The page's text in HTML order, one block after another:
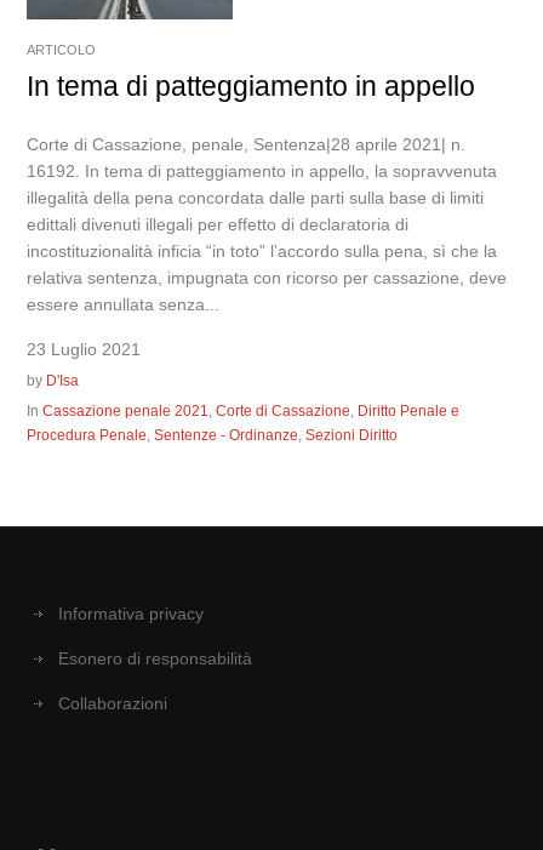
ARTICOLO
In tema di patteggiamento in appello
Corte di Cassazione, penale, Sentenza|28 aprile 2021| n.
16192. In tema di patteggiamento in appello, la sopravvenuta
illegalità della pena concordata dalle parti sulla base di limiti
edittali divenuti illegali per effetto di declaratoria di
incostituzionalità inficia “in toto” l’accordo sulla pena, sì che la
relativa sentenza, impugnata con ricorso per cassazione, deve
essere annullata senza...
23 Luglio 2021
by D'Isa
InCassazione penale 2021,Corte di Cassazione, Diritto Penale e
Procedura Penale,Sentenze - Ordinanze,Sezioni Diritto
Informativa privacy
Esonero di responsabilità
Collaborazioni